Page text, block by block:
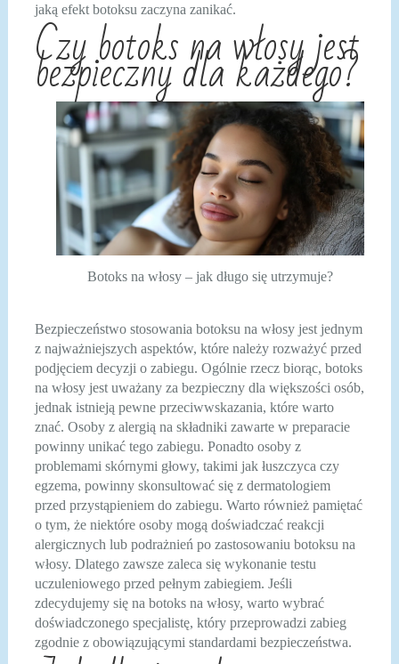
jaką efekt botoksu zaczyna zanikać.
Czy botoks na włosy jest
bezpieczny dla każdego?
Botoks na włosy – jak długo się utrzymuje?
Bezpieczeństwo stosowania botoksu na włosy jest jednym
z najważniejszych aspektów, które należy rozważyć przed
podjęciem decyzji o zabiegu. Ogólnie rzecz biorąc, botoks
na włosy jest uważany za bezpieczny dla większości osób,
jednak istnieją pewne przeciwwskazania, które warto
znać. Osoby z alergią na składniki zawarte w preparacie
powinny unikać tego zabiegu. Ponadto osoby z
problemami skórnymi głowy, takimi jak łuszczyca czy
egzema, powinny skonsultować się z dermatologiem
przed przystąpieniem do zabiegu. Warto również pamiętać
o tym, że niektóre osoby mogą doświadczać reakcji
alergicznych lub podrażnień po zastosowaniu botoksu na
włosy. Dlatego zawsze zaleca się wykonanie testu
uczuleniowego przed pełnym zabiegiem. Jeśli
zdecydujemy się na botoks na włosy, warto wybrać
doświadczonego specjalistę, który przeprowadzi zabieg
zgodnie z obowiązującymi standardami bezpieczeństwa.